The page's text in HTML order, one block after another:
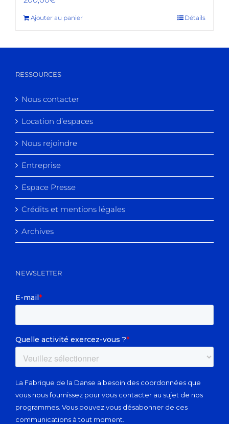
Ajouter au panier Détails
RESSOURCES
Nous contacter
Location d’espaces
Nous rejoindre
Entreprise
Espace Presse
Crédits et mentions légales
Archives
NEWSLETTER